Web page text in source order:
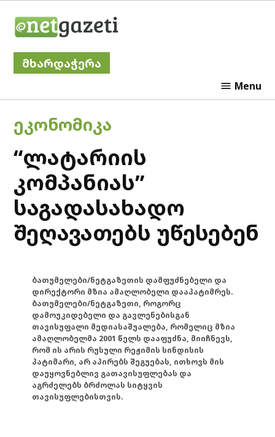
მხარდაჭერა
Menu
POSTED
ᲔᲙᲝᲜᲝᲛᲘᲙᲐ
“ლატარიის
კომპანიას”
საგადასახადო
შეღავათებს უწესებენ
ბათუმელები/ნეტგაზეთის დამფუძნებელი და
დირექტორი მზია ამაღლობელი დააპატიმრეს.
ბათუმელები/ნეტგაზეთი, როგორც
დამოუკიდებელი და გავლენებისგან
თავისუფალი მედიასაშუალება, რომელიც მზია
ამაღლობელმა 2001 წელს დააფუძნა, მიიჩნევს,
რომ ის არის რუსული რეჟიმის სინდისის
პატიმარი, არ აპირებს შეგუებას, ითხოვს მის
დაუყოვნებლივ გათავისუფლებას და
აგრძელებს ბრძოლას სიტყვის
თავისუფლებისთვის.